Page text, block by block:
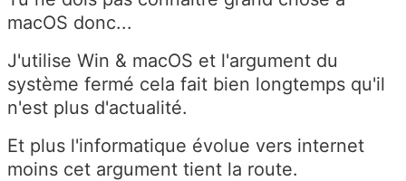
macOS donc...
J'utilise Win & macOS et l'argument du
système fermé cela fait bien longtemps qu'il
n'est plus d'actualité.
Et plus l'informatique évolue vers internet
moins cet argument tient la route.